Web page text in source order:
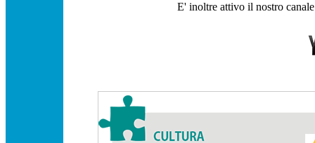
E' inoltre attivo il nostro